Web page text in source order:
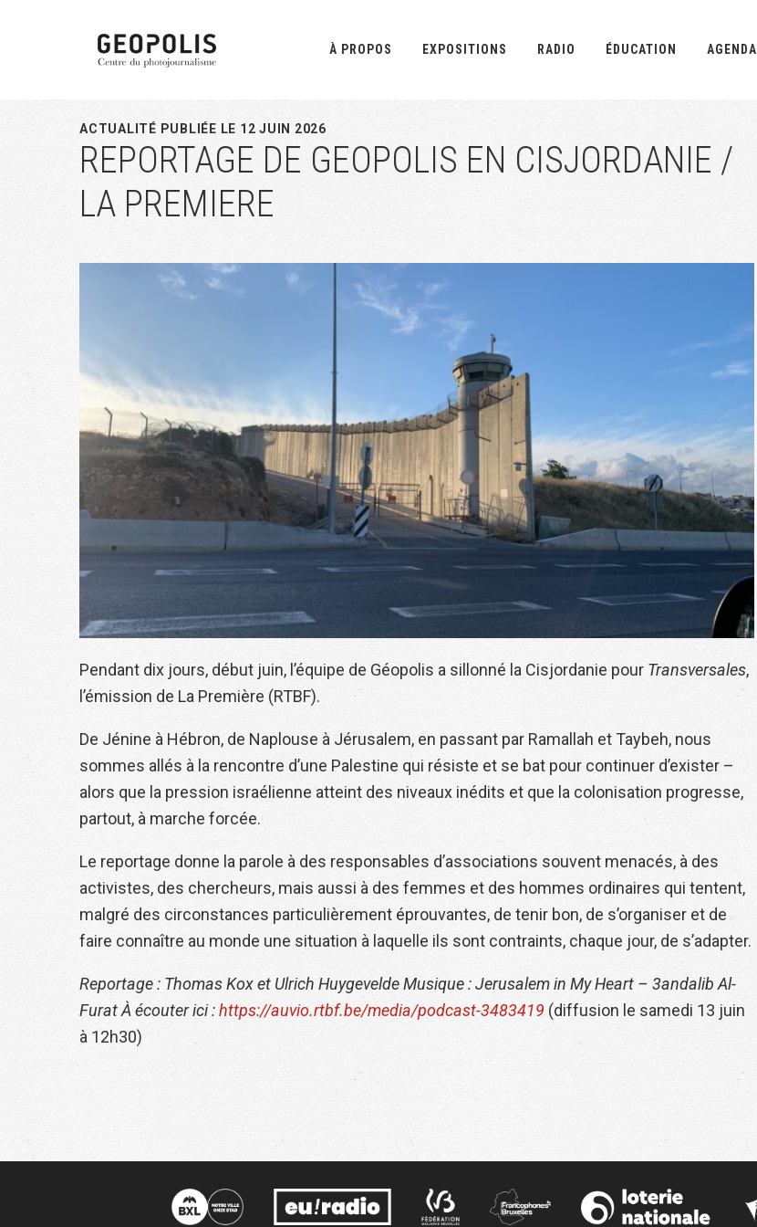
principale
latérale
À PROPOS EXPOSITIONS RADIO ÉDUCATION AGENDA
ACTUALITÉ PUBLIÉE LE 12 JUIN 2026
REPORTAGE DE GEOPOLIS EN CISJORDANIE /
LA PREMIERE
Pendant dix jours, début juin, l’équipe de Géopolis a sillonné la Cisjordanie pour Transversales,
l’émission de La Première (RTBF).
De Jénine à Hébron, de Naplouse à Jérusalem, en passant par Ramallah et Taybeh, nous
sommes allés à la rencontre d’une Palestine qui résiste et se bat pour continuer d’exister –
alors que la pression israélienne atteint des niveaux inédits et que la colonisation progresse,
partout, à marche forcée.
Le reportage donne la parole à des responsables d’associations souvent menacés, à des
activistes, des chercheurs, mais aussi à des femmes et des hommes ordinaires qui tentent,
malgré des circonstances particulièrement éprouvantes, de tenir bon, de s’organiser et de
faire connaître au monde une situation à laquelle ils sont contraints, chaque jour, de s’adapter.
Reportage : Thomas Kox et Ulrich HuygeveldeMusique : Jerusalem in My Heart – 3andalib Al-
FuratÀ écouter ici :https://auvio.rtbf.be/media/podcast-3483419 (diffusion le samedi 13 juin
à 12h30)